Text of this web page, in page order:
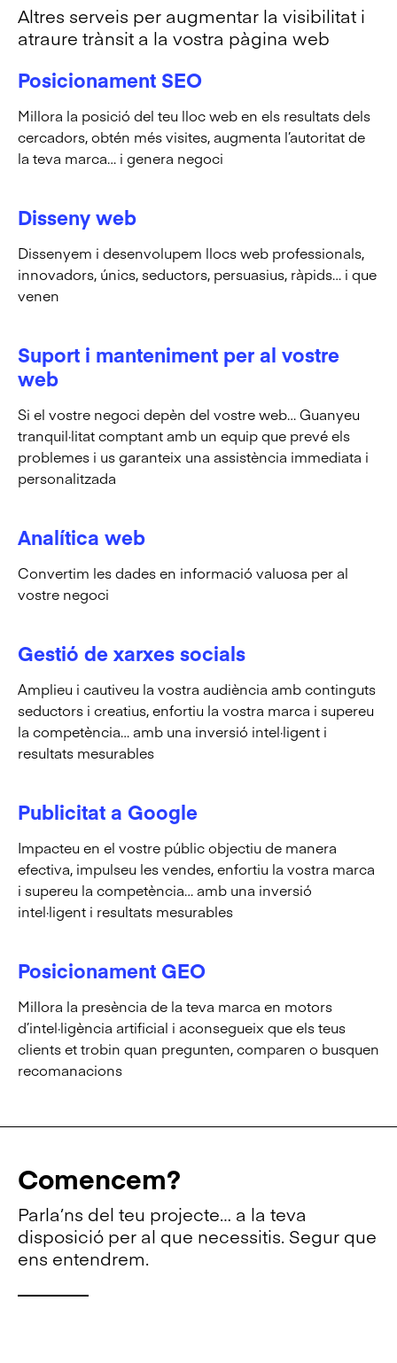
Altres serveis per augmentar la visibilitat i
atraure trànsit a la vostra pàgina web
Posicionament SEO
Millora la posició del teu lloc web en els resultats dels
cercadors, obtén més visites, augmenta l’autoritat de
la teva marca… i genera negoci
Disseny web
Dissenyem i desenvolupem llocs web professionals,
innovadors, únics, seductors, persuasius, ràpids… i que
venen
Suport i manteniment per al vostre
web
Si el vostre negoci depèn del vostre web… Guanyeu
tranquil·litat comptant amb un equip que prevé els
problemes i us garanteix una assistència immediata i
personalitzada
Analítica web
Convertim les dades en informació valuosa per al
vostre negoci
Gestió de xarxes socials
Amplieu i cautiveu la vostra audiència amb continguts
seductors i creatius, enfortiu la vostra marca i supereu
la competència… amb una inversió intel·ligent i
resultats mesurables
Publicitat a Google
Impacteu en el vostre públic objectiu de manera
efectiva, impulseu les vendes, enfortiu la vostra marca
i supereu la competència… amb una inversió
intel·ligent i resultats mesurables
Posicionament GEO
Millora la presència de la teva marca en motors
d’intel·ligència artificial i aconsegueix que els teus
clients et trobin quan pregunten, comparen o busquen
recomanacions
Comencem?
Parla’ns del teu projecte… a la teva
disposició per al que necessitis. Segur que
ens entendrem.